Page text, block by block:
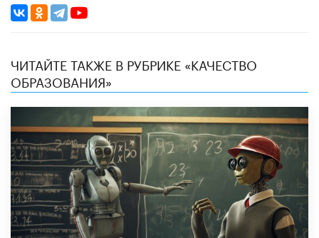
ЧИТАЙТЕ ТАКЖЕ В РУБРИКЕ «КАЧЕСТВО
ОБРАЗОВАНИЯ»